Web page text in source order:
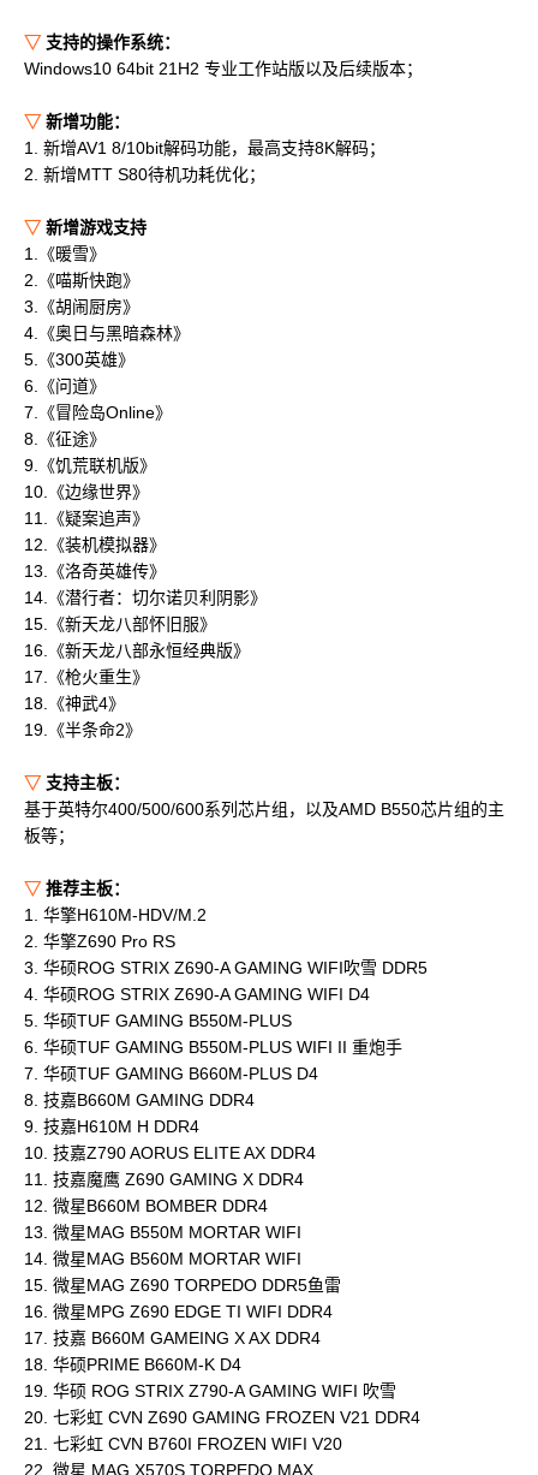
▽ 支持的操作系统：
Windows10 64bit 21H2 专业工作站版以及后续版本；
▽ 新增功能：
1. 新增AV1 8/10bit解码功能，最高支持8K解码；
2. 新增MTT S80待机功耗优化；
▽ 新增游戏支持
1.《暖雪》
2.《喵斯快跑》
3.《胡闹厨房》
4.《奥日与黑暗森林》
5.《300英雄》
6.《问道》
7.《冒险岛Online》
8.《征途》
9.《饥荒联机版》
10.《边缘世界》
11.《疑案追声》
12.《装机模拟器》
13.《洛奇英雄传》
14.《潜行者：切尔诺贝利阴影》
15.《新天龙八部怀旧服》
16.《新天龙八部永恒经典版》
17.《枪火重生》
18.《神武4》
19.《半条命2》
▽ 支持主板：
基于英特尔400/500/600系列芯片组，以及AMD B550芯片组的主
板等；
▽ 推荐主板：
1. 华擎H610M-HDV/M.2
2. 华擎Z690 Pro RS
3. 华硕ROG STRIX Z690-A GAMING WIFI吹雪 DDR5
4. 华硕ROG STRIX Z690-A GAMING WIFI D4
5. 华硕TUF GAMING B550M-PLUS
6. 华硕TUF GAMING B550M-PLUS WIFI II 重炮手
7. 华硕TUF GAMING B660M-PLUS D4
8. 技嘉B660M GAMING DDR4
9. 技嘉H610M H DDR4
10. 技嘉Z790 AORUS ELITE AX DDR4
11. 技嘉魔鹰 Z690 GAMING X DDR4
12. 微星B660M BOMBER DDR4
13. 微星MAG B550M MORTAR WIFI
14. 微星MAG B560M MORTAR WIFI
15. 微星MAG Z690 TORPEDO DDR5鱼雷
16. 微星MPG Z690 EDGE TI WIFI DDR4
17. 技嘉 B660M GAMEING X AX DDR4
18. 华硕PRIME B660M-K D4
19. 华硕 ROG STRIX Z790-A GAMING WIFI 吹雪
20. 七彩虹 CVN Z690 GAMING FROZEN V21 DDR4
21. 七彩虹 CVN B760I FROZEN WIFI V20
22. 微星 MAG X570S TORPEDO MAX